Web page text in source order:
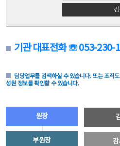
기관 대표전화 ☏ 053-230-
담당업무를 검색하실 수 있습니다. 또는 조직
성원 정보를 확인할 수 있습니다.
원장
부원장 감